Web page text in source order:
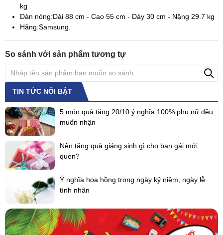
kg
Dàn nóng:Dài 88 cm - Cao 55 cm - Dày 30 cm - Nặng 29.7 kg
Hãng:Samsung.
So sánh với sản phẩm tương tự
TIN TỨC NỔI BẬT
5 món quà tặng 20/10 ý nghĩa 100% phụ nữ đều
muốn nhận
Nên tặng quà giáng sinh gì cho bạn gái mới
quen?
Ý nghĩa hoa hồng trong ngày kỷ niệm, ngày lễ
tình nhân